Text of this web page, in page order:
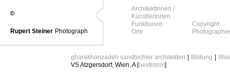
Rupert Steiner Photograph
ArchitektInnen /
KünstlerInnen
Funktionen
Orte
Copyright
Photographie
gharakhanzadeh sandbichler architekten Bildung
VS Atzgersdorf, Wien, A [nextroom]